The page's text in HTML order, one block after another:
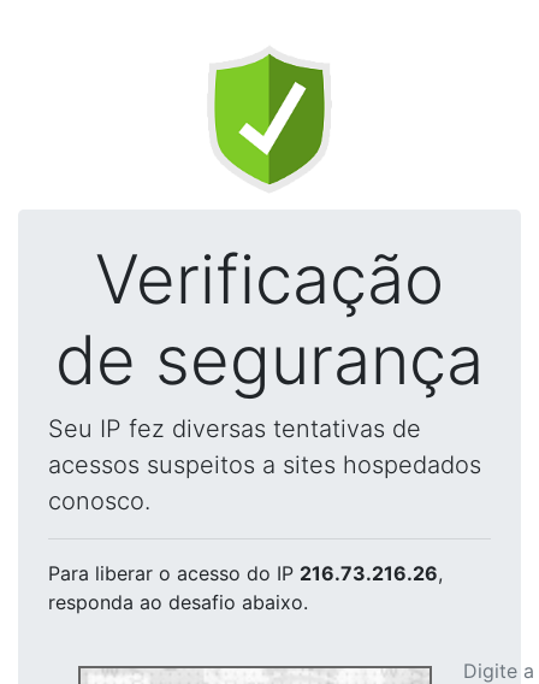
Verificação
de segurança
Seu IP fez diversas tentativas de
acessos suspeitos a sites hospedados
conosco.
Para liberar o acesso do IP 216.73.216.26,
responda ao desafio abaixo.
Digite